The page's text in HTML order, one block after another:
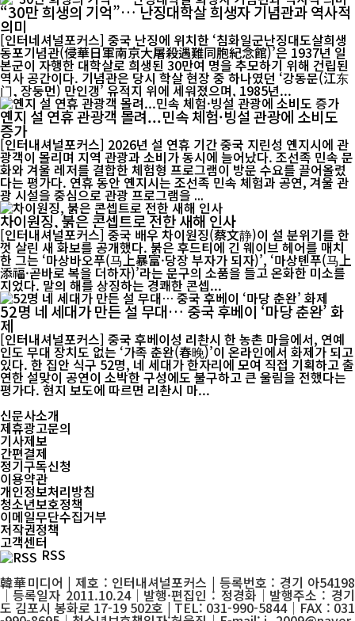
“30만 희생의 기억”… 난징대학살 희생자 기념관과 역사적
의미
[인터네셔널포커스] 중국 난징에 위치한 ‘침화일군난징대도살희생
동포기념관(侵華日軍南京大屠殺遇難同胞紀念館)’은 1937년 일
본군이 자행한 대학살로 희생된 30만여 명을 추모하기 위해 건립된
역사 공간이다. 기념관은 당시 학살 현장 중 하나였던 ‘강동문(江东
门, 장둥먼) 만인갱’ 유적지 위에 세워졌으며, 1985년...
옌지 설 연휴 관광객 몰려...민속 체험·빙설 관광에 소비도
증가
[인터내셔널포커스] 2026년 설 연휴 기간 중국 지린성 옌지시에 관
광객이 몰리며 지역 관광과 소비가 동시에 늘어났다. 조선족 민속 문
화와 겨울 레저를 결합한 체험형 프로그램이 방문 수요를 끌어올렸
다는 평가다. 연휴 동안 옌지시는 조선족 민속 체험과 공연, 겨울 관
광 시설을 중심으로 관광 프로그램을 ...
차이원징, 붉은 콘셉트로 전한 새해 인사
[인터내셔널포커스] 중국 배우 차이원징(蔡文静)이 설 분위기를 한
껏 살린 새 화보를 공개했다. 붉은 후드티에 긴 웨이브 헤어를 매치
한 그는 ‘마상바오푸(马上暴富·당장 부자가 되자)’, ‘마상톈푸(马上
添福·곧바로 복을 더하자)’라는 문구의 소품을 들고 온화한 미소를
지었다. 말의 해를 상징하는 경쾌한 콘셉...
52명 네 세대가 만든 설 무대… 중국 후베이 ‘마당 춘완’ 화
제
[인터내셔널포커스] 중국 후베이성 리촨시 한 농촌 마을에서, 연예
인도 무대 장치도 없는 ‘가족 춘완(春晚)’이 온라인에서 화제가 되고
있다. 한 집안 식구 52명, 네 세대가 한자리에 모여 직접 기획하고 출
연한 설맞이 공연이 소박한 구성에도 불구하고 큰 울림을 전했다는
평가다. 현지 보도에 따르면 리촨시 마...
신문사소개
제휴광고문의
기사제보
간편결제
정기구독신청
이용약관
개인정보처리방침
청소년보호정책
이메일무단수집거부
저작권정책
고객센터
RSS
韓華미디어 | 제호 : 인터내셔널포커스 | 등록번호 : 경기 아54198
│등록일자 2011.10.24│발행·편집인 : 정경화│발행주소 : 경기
도 김포시 봉화로 17-19 502호 | TEL: 031-990-5844│FAX : 031